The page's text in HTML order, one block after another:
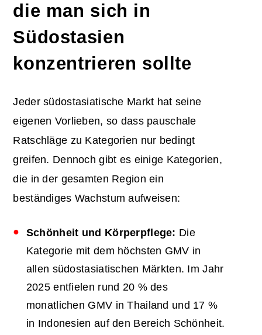
die man sich in
Südostasien
konzentrieren sollte
Jeder südostasiatische Markt hat seine
eigenen Vorlieben, so dass pauschale
Ratschläge zu Kategorien nur bedingt
greifen. Dennoch gibt es einige Kategorien,
die in der gesamten Region ein
beständiges Wachstum aufweisen:
Schönheit und Körperpflege: Die
Kategorie mit dem höchsten GMV in
allen südostasiatischen Märkten. Im Jahr
2025 entfielen rund 20 % des
monatlichen GMV in Thailand und 17 %
in Indonesien auf den Bereich Schönheit.